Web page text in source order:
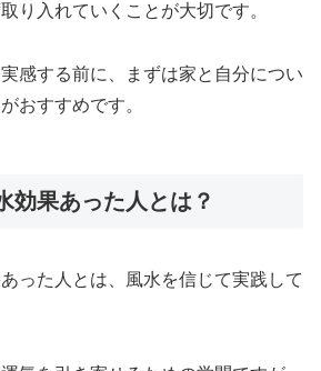
り入れていくことが大切です。
感する前に、まずは家と自分につい
おすすめです。
効果あった人とは？
った人とは、風水を信じて実践して